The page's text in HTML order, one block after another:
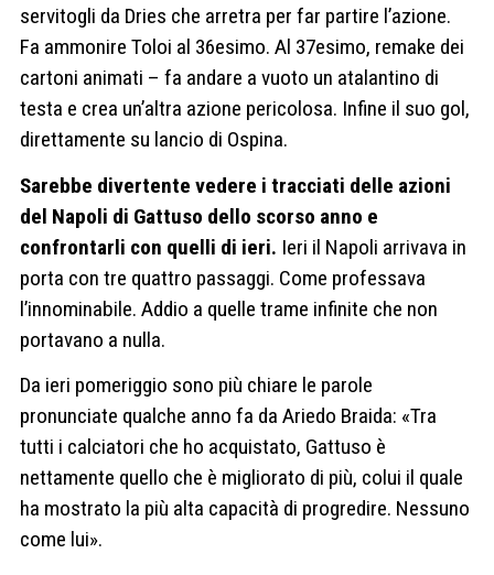
servitogli da Dries che arretra per far partire l’azione.
Fa ammonire Toloi al 36esimo. Al 37esimo, remake dei
cartoni animati – fa andare a vuoto un atalantino di
testa e crea un’altra azione pericolosa. Infine il suo gol,
direttamente su lancio di Ospina.
Sarebbe divertente vedere i tracciati delle azioni
del Napoli di Gattuso dello scorso anno e
confrontarli con quelli di ieri. Ieri il Napoli arrivava in
porta con tre quattro passaggi. Come professava
l’innominabile. Addio a quelle trame infinite che non
portavano a nulla.
Da ieri pomeriggio sono più chiare le parole
pronunciate qualche anno fa da Ariedo Braida: «Tra
tutti i calciatori che ho acquistato, Gattuso è
nettamente quello che è migliorato di più, colui il quale
ha mostrato la più alta capacità di progredire. Nessuno
come lui».